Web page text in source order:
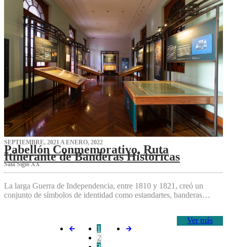
SEPTIEMBRE, 2021 A ENERO, 2022
Pabellón Conmemorativo, Ruta
Itinerante de Banderas Históricas
Sala Siglo XX
La larga Guerra de Independencia, entre 1810 y 1821, creó un
conjunto de símbolos de identidad como estandartes, banderas…
Ver más
1
2